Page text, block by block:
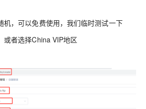
机，可以免费使用，我们临时测试一下
或者选择China VIP地区